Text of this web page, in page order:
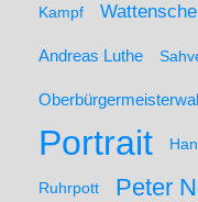
Kampf
Andreas Luthe
Portrait
Ruhrpott Peter